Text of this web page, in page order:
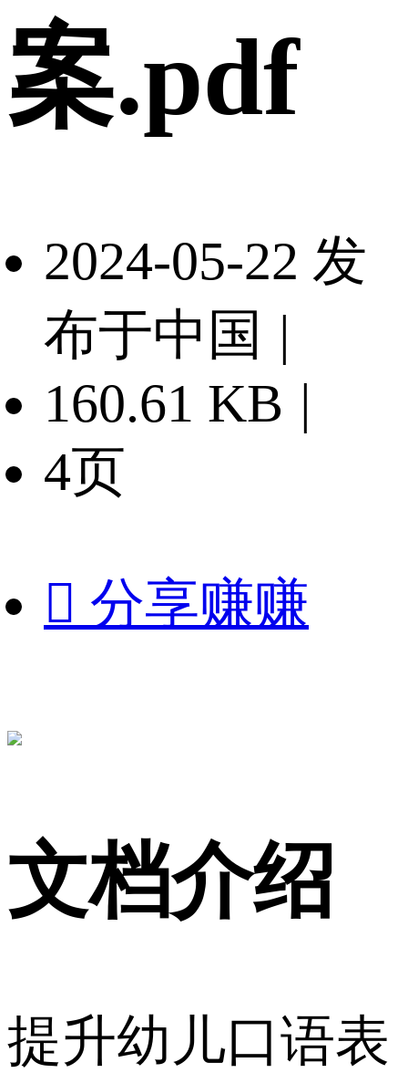
案.pdf
2024-05-22 发
布于中国 |
160.61 KB |
4页
 分享赚赚
文档介绍
提升幼儿口语表